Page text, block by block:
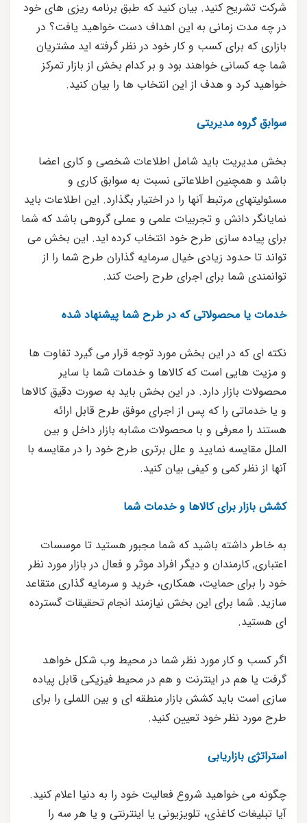
شرکت تشریح کنید. بیان کنید که طبق برنامه ریزی های خود
در چه مدت زمانی به این اهداف دست خواهید یافت؟ در
بازاری که برای کسب و کار خود در نظر گرفته اید مشتریان
شما چه کسانی خواهند بود و بر کدام بخش از بازار تمرکز
خواهید کرد و هدف از این انتخاب ها را بیان کنید.
سوابق گروه مدیریتی
بخش مدیریت باید شامل اطلاعات شخصی و کاری اعضا
باشد و همچنین اطلاعاتی نسبت به سوابق کاری و
مسئولیتهای مرتبط آنها را در اختیار بگذارد. این اطلاعات باید
نمایانگر دانش و تجربیات علمی و عملی گروهی باشد که شما
برای پیاده سازی طرح خود انتخاب کرده اید. این بخش می
تواند تا حدود زیادی خیال سرمایه گذاران طرح شما را از
توانمندی شما برای اجرای طرح راحت کند.
خدمات یا محصولاتی که در طرح شما پیشنهاد شده
نکته ای که در این بخش مورد توجه قرار می گیرد تفاوت ها
و مزیت هایی است که کالاها و خدمات شما با سایر
محصولات بازار دارد. در این بخش باید به صورت دقیق کالاها
و یا خدماتی را که پس از اجرای موفق طرح قابل ارائه
هستند را معرفی و با محصولات مشابه بازار داخل و بین
الملل مقایسه نمایید و علل برتری طرح خود را در مقایسه با
آنها از نظر کمی و کیفی بیان کنید.
کشش بازار برای کالاها و خدمات شما
به خاطر داشته باشید که شما مجبور هستید تا موسسات
اعتباری, کارمندان و دیگر افراد موثر و فعال در بازار مورد نظر
خود را برای حمایت، همکاری، خرید و سرمایه گذاری متقاعد
سازید. شما برای این بخش نیازمند انجام تحقیقات گسترده
ای هستید.
اگر کسب و کار مورد نظر شما در محیط وب شکل خواهد
گرفت یا هم در اینترنت و هم در محیط فیزیکی قابل پیاده
سازی است باید کشش بازار منطقه ای و بین اللملی را برای
طرح مورد نظر خود تعیین کنید.
استراتژی بازاریابی
چگونه می خواهید شروع فعالیت خود را به دنیا اعلام کنید.
آیا تبلیغات کاغذی، تلویزیونی یا اینترنتی و یا هر سه را